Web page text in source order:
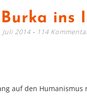
ins
Juli 2014 114
auf den Humanismus